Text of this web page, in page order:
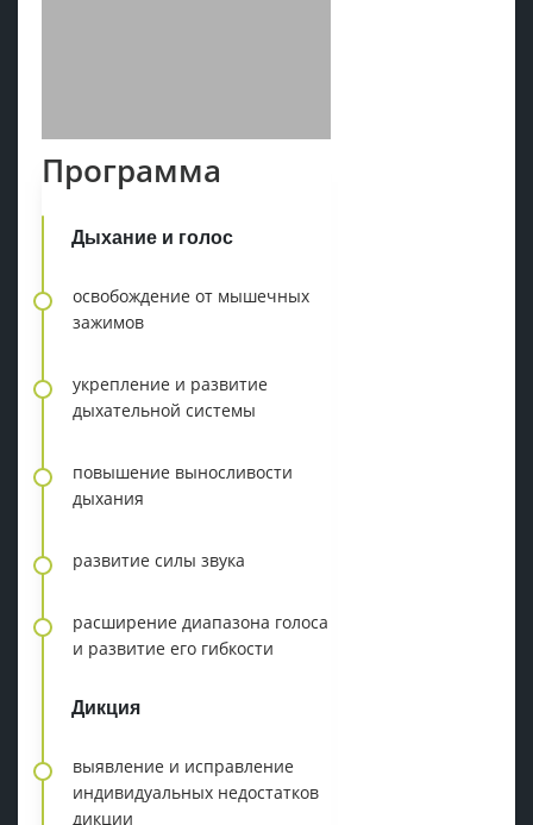
Программа
Дыхание и голос
освобождение от мышечных
зажимов
укрепление и развитие
дыхательной системы
повышение выносливости
дыхания
развитие силы звука
расширение диапазона голоса
и развитие его гибкости
Дикция
выявление и исправление
индивидуальных недостатков
дикции